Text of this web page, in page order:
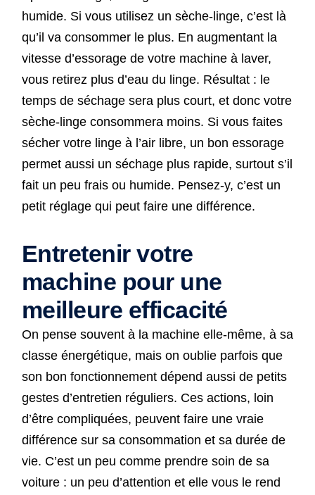
humide. Si vous utilisez un sèche-linge, c’est là
qu’il va consommer le plus. En augmentant la
vitesse d’essorage de votre machine à laver,
vous retirez plus d’eau du linge. Résultat : le
temps de séchage sera plus court, et donc votre
sèche-linge consommera moins. Si vous faites
sécher votre linge à l’air libre, un bon essorage
permet aussi un séchage plus rapide, surtout s’il
fait un peu frais ou humide. Pensez-y, c’est un
petit réglage qui peut faire une différence.
Entretenir votre
machine pour une
meilleure efficacité
On pense souvent à la machine elle-même, à sa
classe énergétique, mais on oublie parfois que
son bon fonctionnement dépend aussi de petits
gestes d’entretien réguliers. Ces actions, loin
d’être compliquées, peuvent faire une vraie
différence sur sa consommation et sa durée de
vie. C’est un peu comme prendre soin de sa
voiture : un peu d’attention et elle vous le rend